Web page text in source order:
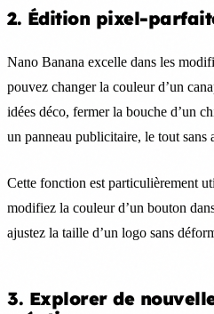
2. Édition pixel-
Nano Banana excelle dans les
pouvez changer la couleur d’un
idées déco, fermer la bouche d’un
un panneau publicitaire, le tout sans
Cette fonction est particulièrement
modifiez la couleur d’un bouton
ajustez la taille d’un logo sans
3. Explorer de